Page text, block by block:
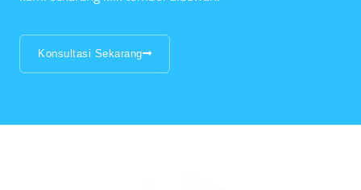
Konsultasi Sekarang